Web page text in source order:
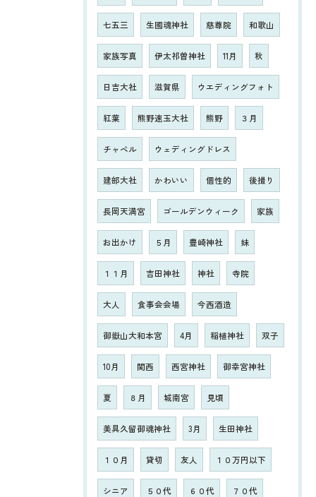
七五三 生國魂神社 慈尊院 和歌山
家族写真 伊太祁曽神社 11月 秋
日吉大社 滋賀県 ウエディングフォト
紅葉 熊野速玉大社 熊野 ３月
チャペル ウェディングドレス
建部大社 かわいい 個性的 後撮り
長岡天満宮 ゴールデンウィーク 家族
お出かけ ５月 豊崎神社 妹
１１月 吉田神社 神社 寺院
大人 食事会会場 今西酒造
御嶽山大和本宮 4月 稲植神社 双子
10月 関西 西宮神社 御幸宮神社
夏 ８月 城南宮 見頃
美具久留御魂神社 3月 生田神社
１０月 貸切 友人 １０万円以下
シニア ５０代 ６０代 ７０代